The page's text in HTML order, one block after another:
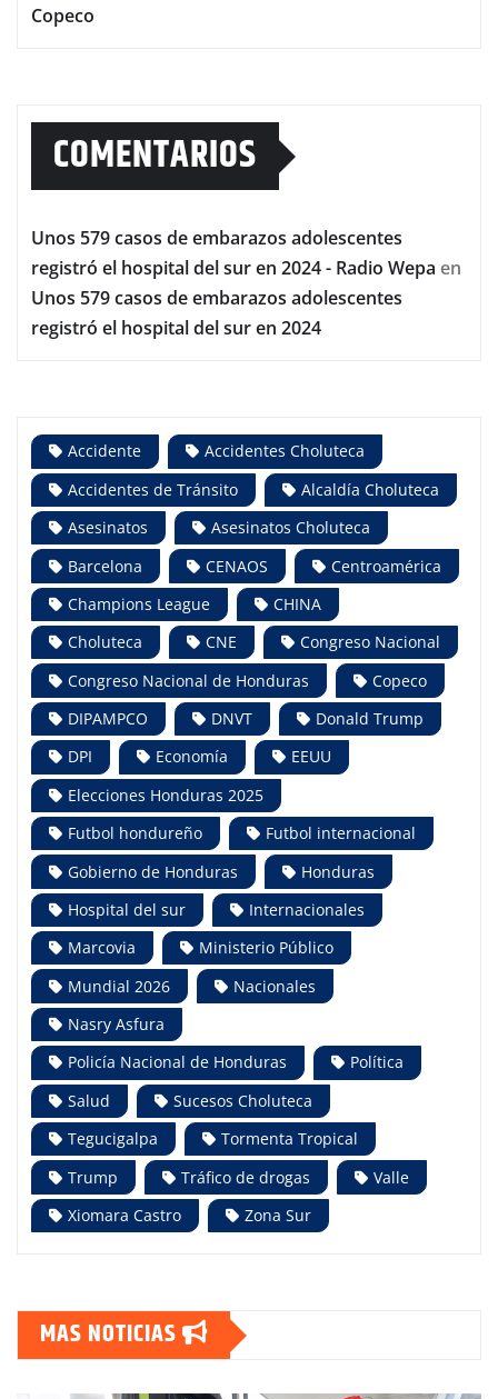
Copeco
COMENTARIOS
Unos 579 casos de embarazos adolescentes
registró el hospital del sur en 2024 - Radio Wepa en
Unos 579 casos de embarazos adolescentes
registró el hospital del sur en 2024
Accidente
Accidentes Choluteca
Accidentes de Tránsito
Alcaldía Choluteca
Asesinatos
Asesinatos Choluteca
Barcelona
CENAOS
Centroamérica
Champions League
CHINA
Choluteca
CNE
Congreso Nacional
Congreso Nacional de Honduras
Copeco
DIPAMPCO
DNVT
Donald Trump
DPI
Economía
EEUU
Elecciones Honduras 2025
Futbol hondureño
Futbol internacional
Gobierno de Honduras
Honduras
Hospital del sur
Internacionales
Marcovia
Ministerio Público
Mundial 2026
Nacionales
Nasry Asfura
Policía Nacional de Honduras
Política
Salud
Sucesos Choluteca
Tegucigalpa
Tormenta Tropical
Trump
Tráfico de drogas
Valle
Xiomara Castro
Zona Sur
MAS NOTICIAS